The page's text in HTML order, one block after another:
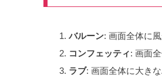
バルーン: 画面全体に
コンフェッティ: 画面
ラブ: 画面全体に大き